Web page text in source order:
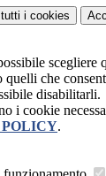
i cookies
scegliere
quelli che
disabilitarli.
i cookie
.